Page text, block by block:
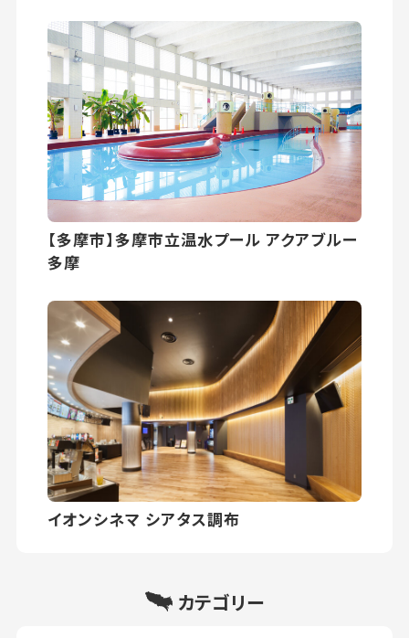
【多摩市】多摩市立温水プール アクアブルー
多摩
イオンシネマ シアタス調布
カテゴリー